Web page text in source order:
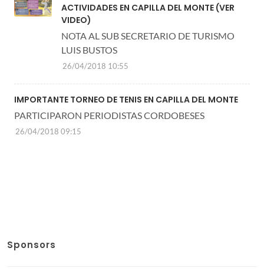
ACTIVIDADES EN CAPILLA DEL MONTE (VER
VIDEO)
NOTA AL SUB SECRETARIO DE TURISMO
LUIS BUSTOS
26/04/2018 10:55
IMPORTANTE TORNEO DE TENIS EN CAPILLA DEL MONTE
PARTICIPARON PERIODISTAS CORDOBESES
26/04/2018 09:15
Sponsors